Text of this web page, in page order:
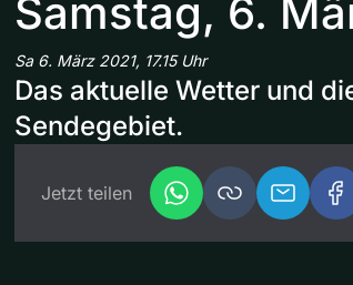
Samstag, 6.
Sa 6. März 2021, 17.15 Uhr
Das aktuelle Wetter und
Sendegebiet.
Jetzt teilen